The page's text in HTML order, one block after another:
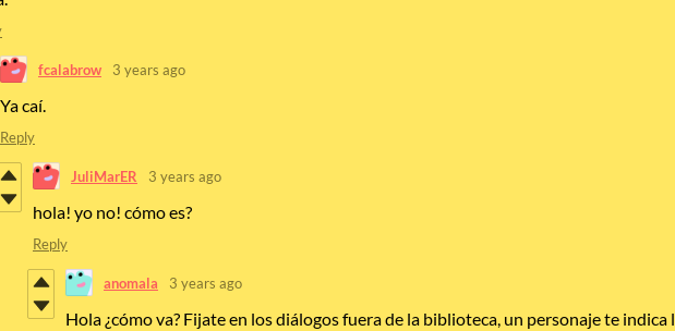
fcalabrow 3 years ago
Ya caí.
Reply
JuliMarER 3 years ago
hola! yo no! cómo es?
Reply
anomala 3 years ago
Hola ¿cómo va? Fijate en los diálogos fuera de la biblioteca, un personaje te indica